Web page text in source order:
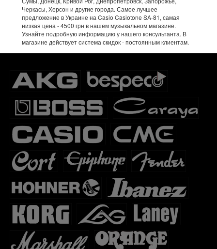
Черкасы, Херсон и другие города. Самое лучшее
предложение в Украине на Casio Casiotone SA-81, самая
низкая цена - 4500 грн в нашем музыкальном магазине.
Узнайте подробную информацию у нашего консультанта. В
магазине действует система скидок - постоянным клиентам.